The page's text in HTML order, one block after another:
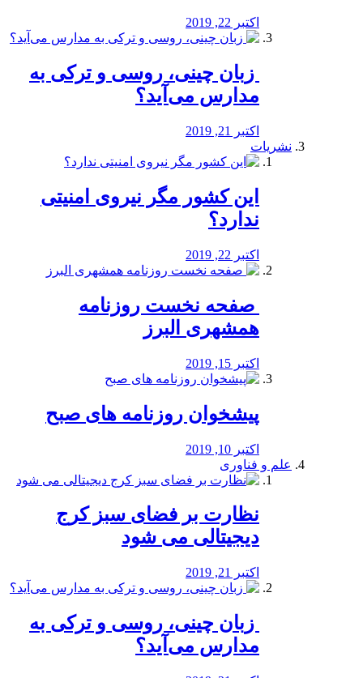
اکتبر 22, 2019
️ زبان چینی، روسی و ترکی به
مدارس می‌آید؟
اکتبر 21, 2019
نشریات
این کشور مگر نیروی امنیتی
ندارد؟
اکتبر 22, 2019
️ صفحه نخست روزنامه‌
همشهری البرز
اکتبر 15, 2019
پیشخوان روزنامه های صبح
اکتبر 10, 2019
علم و فناوری
نظارت بر فضای سبز کرج
دیجیتالی می شود
اکتبر 21, 2019
️ زبان چینی، روسی و ترکی به
مدارس می‌آید؟